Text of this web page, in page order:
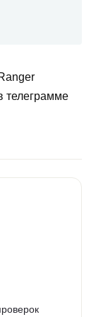
телеграмме